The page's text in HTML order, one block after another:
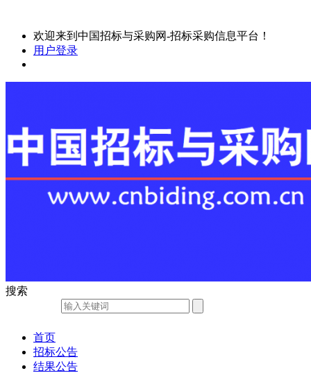
欢迎来到中国招标与采购网-招标采购信息平台！
用户登录
搜索
首页
招标公告
结果公告